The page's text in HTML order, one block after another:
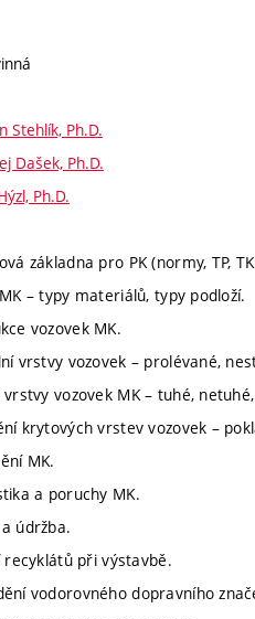
Stehlík, Ph.D.
Dašek, Ph.D.
Ph.D.
základna pro PK (normy, TP,
– typy materiálů, typy podloží.
vozovek MK.
vrstvy vozovek – prolévané,
vozovek MK – tuhé,
krytových vrstev vozovek –
MK.
a poruchy MK.
údržba.
recyklátů při výstavbě.
vodorovného dopravního